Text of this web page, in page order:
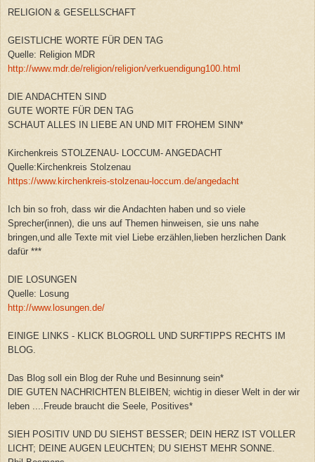
RELIGION & GESELLSCHAFT
GEISTLICHE WORTE FÜR DEN TAG
Quelle: Religion MDR
http://www.mdr.de/religion/religion/verkuendigung100.html
DIE ANDACHTEN SIND
GUTE WORTE FÜR DEN TAG
SCHAUT ALLES IN LIEBE AN UND MIT FROHEM SINN*
Kirchenkreis STOLZENAU- LOCCUM- ANGEDACHT
Quelle:Kirchenkreis Stolzenau
https://www.kirchenkreis-stolzenau-loccum.de/angedacht
Ich bin so froh, dass wir die Andachten haben und so viele
Sprecher(innen), die uns auf Themen hinweisen, sie uns nahe
bringen,und alle Texte mit viel Liebe erzählen,lieben herzlichen Dank
dafür ***
DIE LOSUNGEN
Quelle: Losung
http://www.losungen.de/
EINIGE LINKS - KLICK BLOGROLL UND SURFTIPPS RECHTS IM
BLOG.
Das Blog soll ein Blog der Ruhe und Besinnung sein*
DIE GUTEN NACHRICHTEN BLEIBEN; wichtig in dieser Welt in der wir
leben ....Freude braucht die Seele, Positives*
SIEH POSITIV UND DU SIEHST BESSER; DEIN HERZ IST VOLLER
LICHT; DEINE AUGEN LEUCHTEN; DU SIEHST MEHR SONNE.